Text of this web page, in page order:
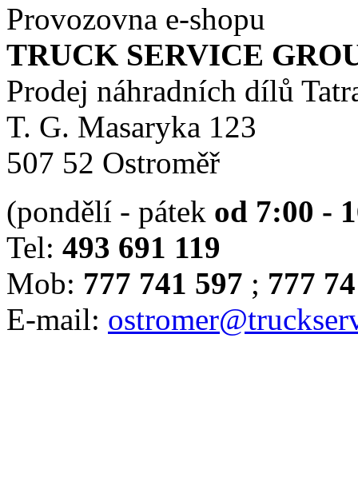
Provozovna e-shopu
TRUCK SERVICE
Prodej náhradních dílů
T. G. Masaryka 123
507 52 Ostroměř
(pondělí - pátek od 7:00 -
Tel: 493 691 119
Mob: 777 741 597 ; 777
E-mail: